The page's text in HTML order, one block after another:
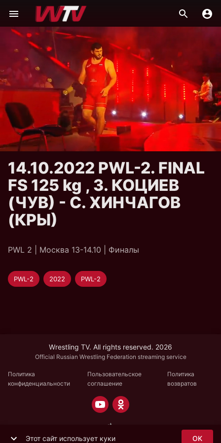
14.10.2022 PWL-2. FINAL
FS 125 kg , З. КОЦИЕВ
(ЧУВ) - С. ХИНЧАГОВ
(КРЫ)
PWL 2 | Москва 13-14.10 | Финалы
PWL-2 2022 PWL-2
Wrestling TV. All rights reserved. 2026
Official Russian Wrestling Federation streaming service
Политика
конфиденциальности
Пользовательское
соглашение
Политика
возвратов
Этот сайт использует куки OK